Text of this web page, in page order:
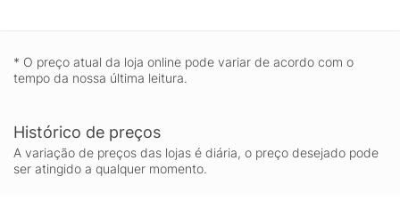
* O preço atual da loja online pode variar de acordo com o
tempo da nossa última leitura.
Histórico de preços
A variação de preços das lojas é diária, o preço desejado pode
ser atingido a qualquer momento.